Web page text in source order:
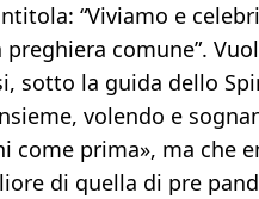
“Viviamo e
comune”.
sotto la guida dello
volendo e
come prima», ma che
di quella di pre